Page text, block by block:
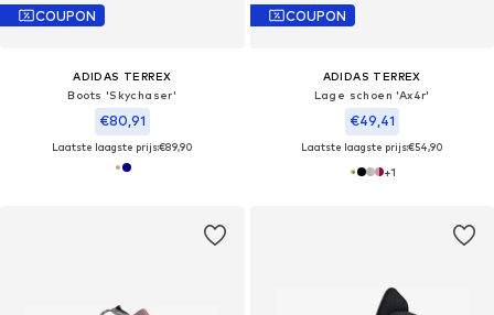
COUPON
ADIDAS TERREX
Boots 'Skychaser'
€80,91
Laatste laagste prijs:€89,90
COUPON
ADIDAS TERREX
Lage schoen 'Ax4r'
€49,41
Laatste laagste prijs:€54,90
+1